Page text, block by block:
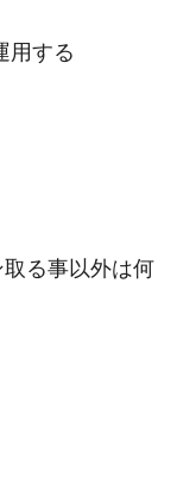
用する
取る事以外は何